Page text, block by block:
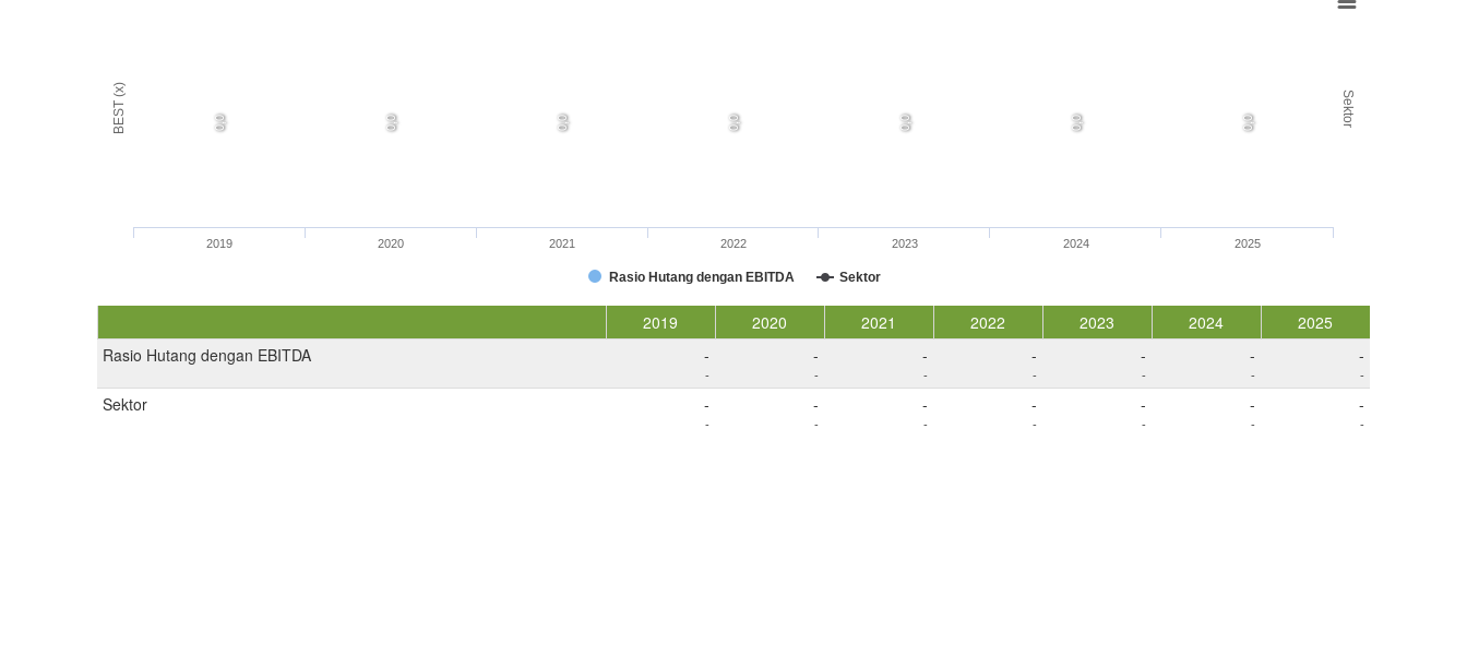
BEST (x) Sektor
0,0 0,0 0,0 0,0 0,0 0,0 0,0
Rasio Hutang dengan EBITDA Sektor
2019 2020 2021 2022 2023 2024 2025
2019 2020 2021 2022 2023 2024
2025
Rasio Hutang dengan EBITDA
-
-
-
-
-
-
-
-
-
-
-
-
-
-
Sektor -
-
-
-
-
-
-
-
-
-
-
-
-
-